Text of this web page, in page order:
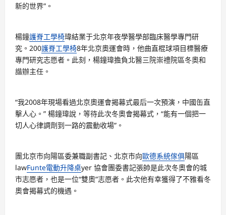
新的世界”。
楊鐘護脊工學椅瑋結業于北京年夜學醫學部臨床醫學專門研
究。200護脊工學椅8年北京奧運會時，他曲直棍球項目標醫療
專門研究志愿者。此刻，楊鐘瑋擔負北醫三院崇禮院區冬奧和
諧辦主任。
“我2008年現場看過北京奧運會揭幕式最后一次預演，中國缶直
擊人心。” 楊鐘瑋說，等待此次冬奧會揭幕式，“能有一個把一
切人心律調劑到一路的震動收場”。
團北京市向陽區委兼職副書記、北京市向歐德系統傢俱陽區
lawFunte電動升降桌yer 協會團委書記張帥是此次冬奧會的城
市志愿者，也是一位“雙奧”志愿者。此次他有幸獲得了不雅看冬
奧會揭幕式的機遇。